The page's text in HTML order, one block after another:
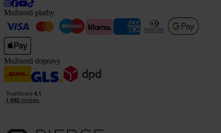
Možnosti platby
Možnosti dopravy